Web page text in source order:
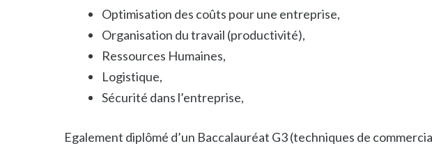
Optimisation des coûts pour une entreprise,
Organisation du travail (productivité),
Ressources Humaines,
Logistique,
Sécurité dans l’entreprise,
Egalement diplômé d’un Baccalauréat G3 (techniques de